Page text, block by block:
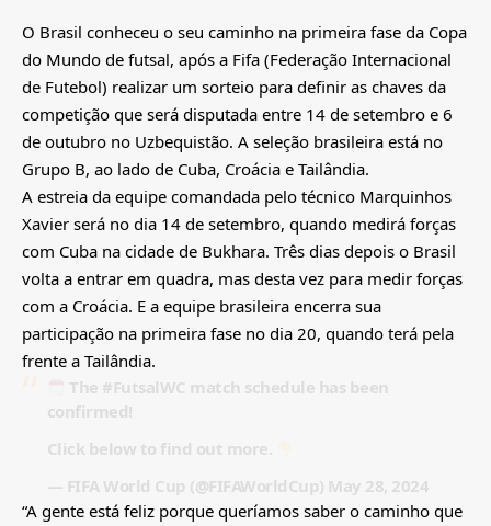
O Brasil conheceu o seu caminho na primeira fase da Copa
do Mundo de futsal, após a Fifa (Federação Internacional
de Futebol) realizar um sorteio para definir as chaves da
competição que será disputada entre 14 de setembro e 6
de outubro no Uzbequistão. A seleção brasileira está no
Grupo B, ao lado de Cuba, Croácia e Tailândia.
A estreia da equipe comandada pelo técnico Marquinhos
Xavier será no dia 14 de setembro, quando medirá forças
com Cuba na cidade de Bukhara. Três dias depois o Brasil
volta a entrar em quadra, mas desta vez para medir forças
com a Croácia. E a equipe brasileira encerra sua
participação na primeira fase no dia 20, quando terá pela
frente a Tailândia.
The #FutsalWC match schedule has been
confirmed!
Click below to find out more.
— FIFA World Cup (@FIFAWorldCup) May 28, 2024
“A gente está feliz porque queríamos saber o caminho que